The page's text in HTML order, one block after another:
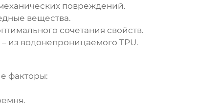
повреждений.
вещества.
сочетания свойств.
из водонепроницаемого TPU.
факторы: